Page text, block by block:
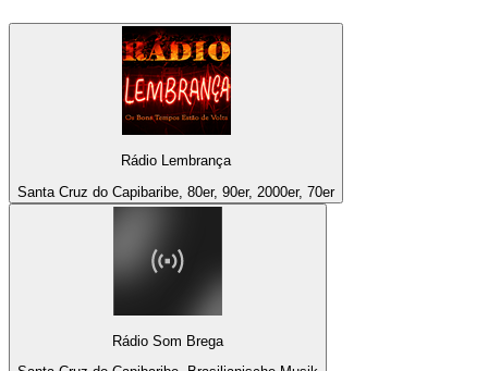
Rádio Lembrança
Santa Cruz do Capibaribe, 80er, 90er, 2000er, 70er
Rádio Som Brega